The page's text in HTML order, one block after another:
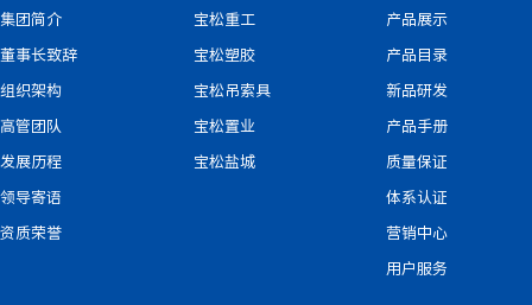
集团简介
董事长致辞
组织架构
高管团队
发展历程
领导寄语
资质荣誉
宝松重工
宝松塑胶
宝松吊索具
宝松置业
宝松盐城
产品展示
产品目录
新品研发
产品手册
质量保证
体系认证
营销中心
用户服务